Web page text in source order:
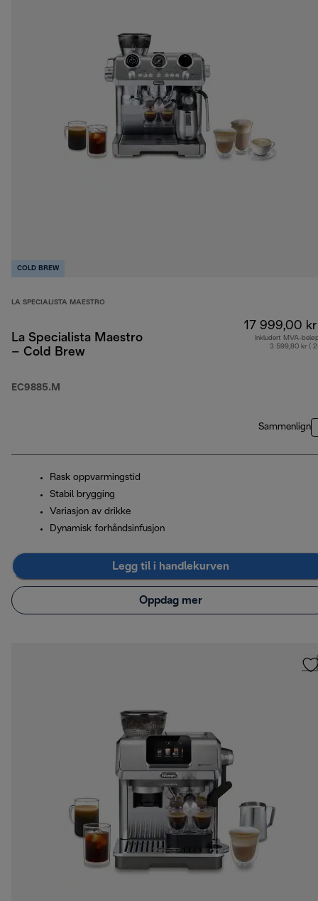
COLD BREW
LA SPECIALISTA MAESTRO
La Specialista Maestro
– Cold Brew
EC9885.M
17 999,00 kr
Inkludert MVA-
3 599,80 kr (
Sammenlign
Rask oppvarmingstid
Stabil brygging
Variasjon av drikke
Dynamisk forhåndsinfusjon
Legg til i handlekurven
Oppdag mer